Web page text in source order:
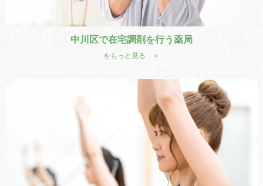
中川区で在宅調剤を行う薬局
をもっと見る ＞